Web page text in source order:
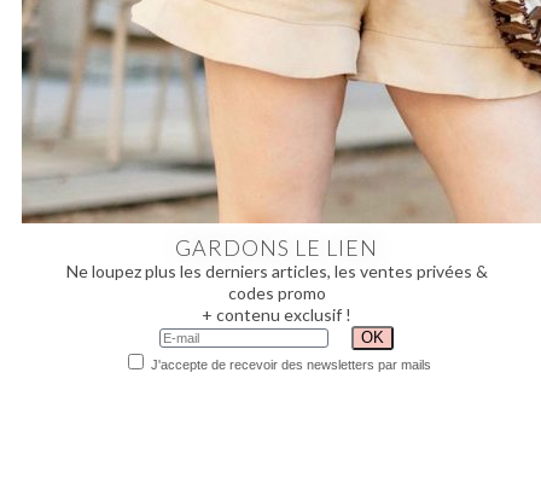
GARDONS LE LIEN
Ne loupez plus les derniers articles, les ventes privées &
codes promo
+ contenu exclusif !
J'accepte de recevoir des newsletters par mails